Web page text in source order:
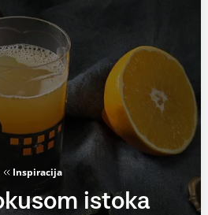
Inspiracija
istoka